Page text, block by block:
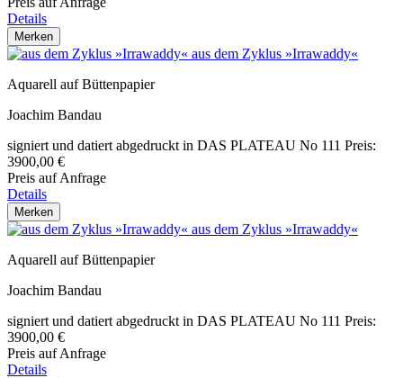
Details
Merken
aus dem Zyklus »Irrawaddy«
Aquarell auf Büttenpapier
Joachim Bandau
signiert und datiert abgedruckt in DAS PLATEAU No 111 Preis:
3900,00 €
Preis auf Anfrage
Details
Merken
aus dem Zyklus »Irrawaddy«
Aquarell auf Büttenpapier
Joachim Bandau
signiert und datiert abgedruckt in DAS PLATEAU No 111 Preis:
3900,00 €
Preis auf Anfrage
Details